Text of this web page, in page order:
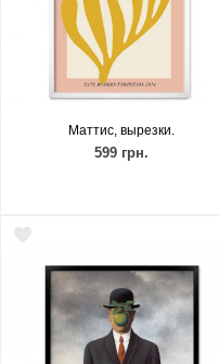
Маттис, вырезки.
599 грн.